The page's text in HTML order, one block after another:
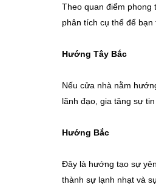
Theo quan điểm phong
phân tích cụ thể để bạn
Hướng Tây Bắc
Nếu cửa nhà nằm
lãnh đạo, gia tăng sự
Hướng Bắc
Đây là hướng tạo sự
thành sự lạnh nhạt và